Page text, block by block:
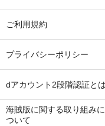
ご利用規約
プライバシーポリシー
dアカウント2段階認証とは
海賊版に関する取り組みに
ついて